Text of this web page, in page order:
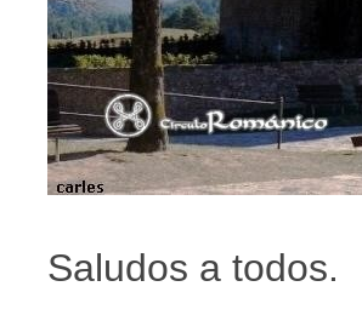
Saludos a todos.